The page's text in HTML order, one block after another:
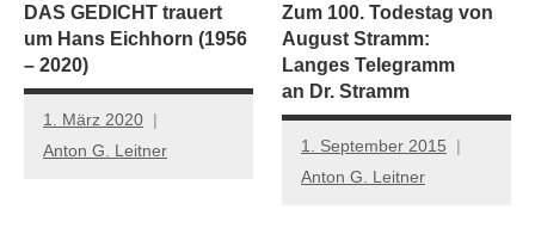
DAS GEDICHT trauert
um Hans Eichhorn (1956
– 2020)
1. März 2020
Anton G. Leitner
Zum 100. Todestag von
August Stramm:
Langes Telegramm
an Dr. Stramm
1. September 2015
Anton G. Leitner